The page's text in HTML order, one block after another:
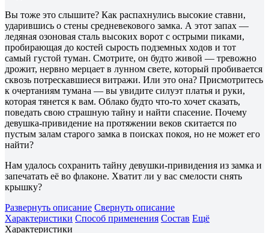
Вы тоже это слышите? Как распахнулись высокие ставни,
ударившись о стены средневекового замка. А этот запах —
ледяная озоновая сталь высоких ворот с острыми пиками,
пробирающая до костей сырость подземных ходов и тот
самый густой туман. Смотрите, он будто живой — тревожно
дрожит, нервно мерцает в лунном свете, который пробивается
сквозь потрескавшиеся витражи. Или это она? Присмотритесь
к очертаниям тумана — вы увидите силуэт платья и руки,
которая тянется к вам. Облако будто что-то хочет сказать,
поведать свою страшную тайну и найти спасение. Почему
девушка-привидение на протяжении веков скитается по
пустым залам старого замка в поисках покоя, но не может его
найти?
Нам удалось сохранить тайну девушки-привидения из замка и
запечатать её во флаконе. Хватит ли у вас смелости снять
крышку?
Развернуть описание Свернуть описание
Характеристики Способ применения Состав Ещё
Характеристики